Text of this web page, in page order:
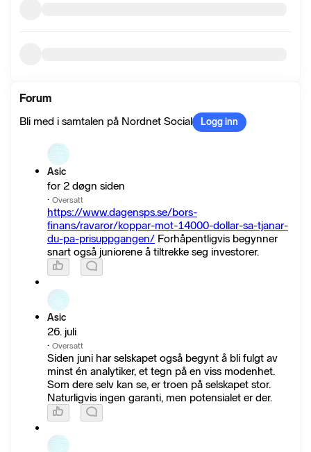
Forum
Bli med i samtalen på Nordnet Social
Logg inn
Asic
for 2 døgn siden
· Oversatt
https://www.dagensps.se/bors-
finans/ravaror/koppar-mot-14000-dollar-sa-tjanar-
du-pa-prisuppgangen/ Forhåpentligvis begynner
snart også juniorene å tiltrekke seg investorer.
Asic
26. juli
· Oversatt
Siden juni har selskapet også begynt å bli fulgt av
minst én analytiker, et tegn på en viss modenhet.
Som dere selv kan se, er troen på selskapet stor.
Naturligvis ingen garanti, men potensialet er der.